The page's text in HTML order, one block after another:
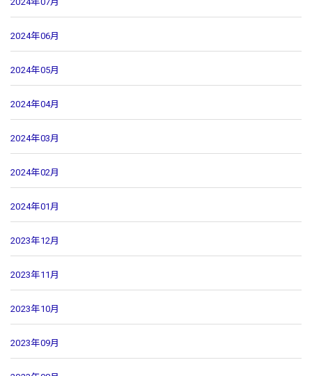
2024年06月
2024年05月
2024年04月
2024年03月
2024年02月
2024年01月
2023年12月
2023年11月
2023年10月
2023年09月